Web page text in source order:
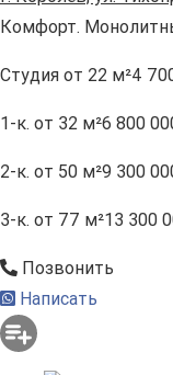
Комфорт.
Студия от 22 м²4
1-к. от 32 м²6 800
2-к. от 50 м²9 300
3-к. от 77 м²13 300
Позвонить
Написать